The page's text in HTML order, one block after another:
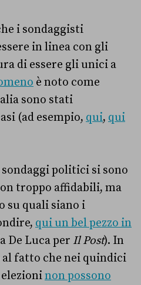
i sondaggisti
in linea con gli
di essere gli unici a
è noto come
sono stati
(ad esempio, qui, qui
politici si sono
troppo affidabili, ma
su quali siano i
qui un bel pezzo in
De Luca per Il Post). In
fatto che nei quindici
non possono